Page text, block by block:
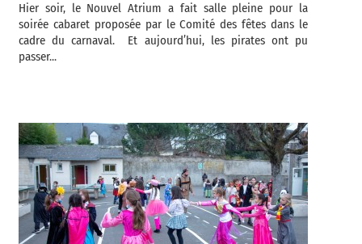
Hier soir, le Nouvel Atrium a fait salle pleine pour la
soirée cabaret proposée par le Comité des fêtes dans le
cadre du carnaval. Et aujourd’hui, les pirates ont pu
passer...